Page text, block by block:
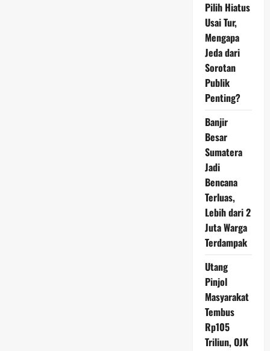
Pilih Hiatus
Usai Tur,
Mengapa
Jeda dari
Sorotan
Publik
Penting?
Banjir
Besar
Sumatera
Jadi
Bencana
Terluas,
Lebih dari 2
Juta Warga
Terdampak
Utang
Pinjol
Masyarakat
Tembus
Rp105
Triliun, OJK